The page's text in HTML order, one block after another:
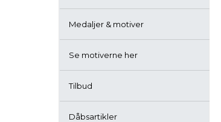
Medaljer & motiver
Se motiverne her
Tilbud
Dåbsartikler